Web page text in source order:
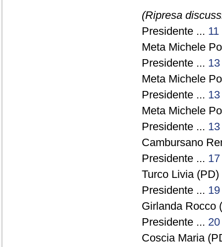
(Ripresa
Presidente ... 11
Meta Michele
Presidente ... 13
Meta Michele
Presidente ... 13
Meta Michele
Presidente ... 13
Cambursano
Presidente ... 17
Turco Livia
Presidente ... 19
Girlanda Rocco
Presidente ... 20
Coscia Maria